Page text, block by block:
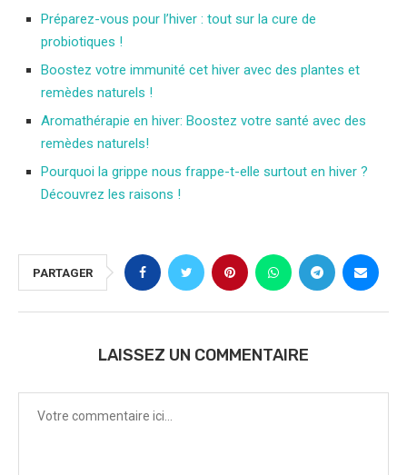
Préparez-vous pour l’hiver : tout sur la cure de
probiotiques !
Boostez votre immunité cet hiver avec des plantes et
remèdes naturels !
Aromathérapie en hiver: Boostez votre santé avec des
remèdes naturels!
Pourquoi la grippe nous frappe-t-elle surtout en hiver ?
Découvrez les raisons !
PARTAGER
LAISSEZ UN COMMENTAIRE